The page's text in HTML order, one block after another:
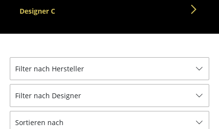
Barhocker
Sitzsäcke
Gartenstühle
Schaukelstühle
Designer C
Filter nach Hersteller
Filter nach Designer
Sortieren nach